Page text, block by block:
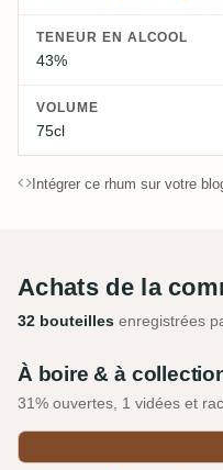
TENEUR EN ALCOOL
43%
VOLUME
75cl
Intégrer ce rhum sur votre
Achats de la
32 bouteilles enregistrées
À boire & à
31% ouvertes, 1 vidées et